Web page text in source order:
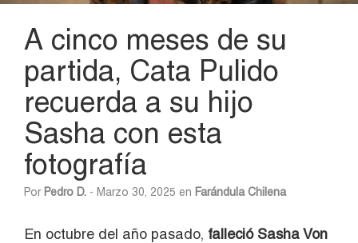
A cinco meses de su
partida, Cata Pulido
recuerda a su hijo
Sasha con esta
fotografía
Por Pedro D. - Marzo 30, 2025 en Farándula Chilena
En octubre del año pasado, falleció Sasha Von